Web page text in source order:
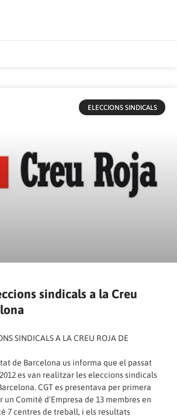
ELECCIONS SINDICALS
sindicals a la Creu
SINDICALS A LA CREU ROJA DE
de Barcelona us informa que el passat
es van realitzar les eleccions sindicals
CGT es presentava per primera
Comitè d’Empresa de 13 membres en
7 centres de treball, i els resultats